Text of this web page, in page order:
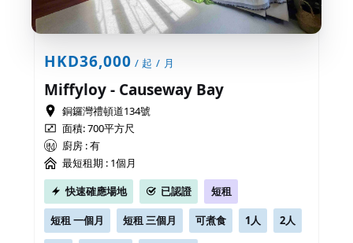
HKD36,000 / 起 / 月
Miffyloy - Causeway Bay
銅鑼灣禮頓道134號
面積: 700平方尺
廚房 : 有
最短租期 : 1個月
快速確應場地
已認證 短租
短租 一個月 短租 三個月 可煮食 1人 2人